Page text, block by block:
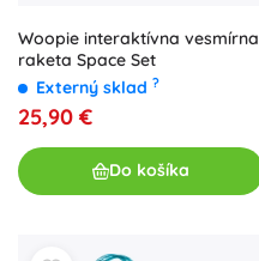
Woopie interaktívna vesmírna
raketa Space Set
Externý sklad ?
25,90 €
Do košíka